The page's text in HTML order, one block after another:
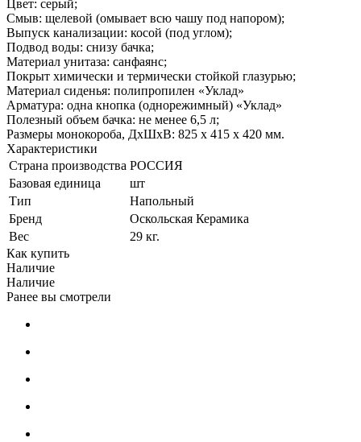
Цвет: серый;
Смыв: щелевой (омывает всю чашу под напором);
Выпуск канализации: косой (под углом);
Подвод воды: снизу бачка;
Материал унитаза: санфаянс;
Покрыт химически и термически стойкой глазурью;
Материал сиденья: полипропилен «Уклад»
Арматура: одна кнопка (однорежимный) «Уклад»
Полезный объем бачка: не менее 6,5 л;
Размеры монокороба, ДхШхВ: 825 х 415 х 420 мм.
Характеристики
Страна производства РОССИЯ
Базовая единица
шт
Тип
Напольный
Бренд
Оскольская Керамика
Вес
29 кг.
Как купить
Наличие
Наличие
Ранее вы смотрели